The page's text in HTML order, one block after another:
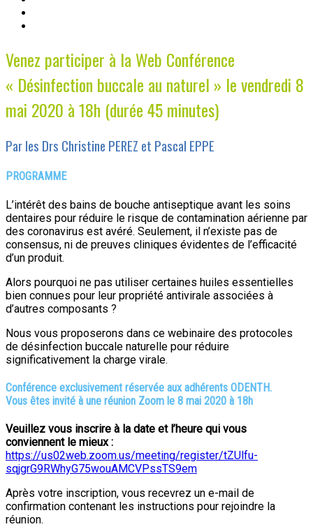
Venez participer à la Web Conférence
« Désinfection buccale au naturel » le vendredi 8
mai 2020 à 18h (durée 45 minutes)
Par les Drs Christine PEREZ et Pascal EPPE
PROGRAMME
L’intérêt des bains de bouche antiseptique avant les soins
dentaires pour réduire le risque de contamination aérienne par
des coronavirus est avéré. Seulement, il n’existe pas de
consensus, ni de preuves cliniques évidentes de l’efficacité
d’un produit.
Alors pourquoi ne pas utiliser certaines huiles essentielles
bien connues pour leur propriété antivirale associées à
d’autres composants ?
Nous vous proposerons dans ce webinaire des protocoles
de désinfection buccale naturelle pour réduire
significativement la charge virale.
Conférence exclusivement réservée aux adhérents ODENTH.
Vous êtes invité à une réunion Zoom le 8 mai 2020 à 18h
Veuillez vous inscrire à la date et l’heure qui vous
conviennent le mieux :
https://us02web.zoom.us/meeting/register/tZUlfu-
sqjgrG9RWhyG75wouAMCVPssTS9em
Après votre inscription, vous recevrez un e-mail de
confirmation contenant les instructions pour rejoindre la
réunion.